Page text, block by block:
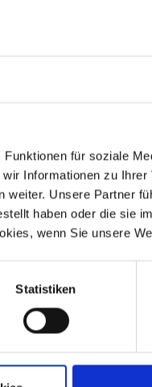
für soziale
Informationen zu Ihrer
Unsere Partner
haben oder die sie
wenn Sie unsere
Statistiken
life.
consistently optimized